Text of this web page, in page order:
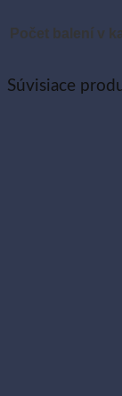
Počet balení v
Súvisiace